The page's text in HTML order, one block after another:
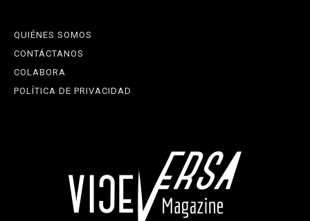
QUIÉNES SOMOS
CONTÁCTANOS
COLABORA
POLÍTICA DE PRIVACIDAD